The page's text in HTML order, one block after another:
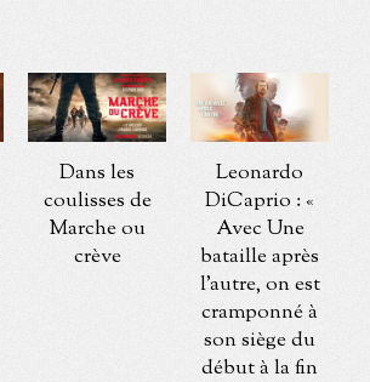
Dans les
coulisses de
Marche ou
crève
Leonardo
DiCaprio : «
Avec Une
bataille après
l’autre, on est
cramponné à
son siège du
début à la fin